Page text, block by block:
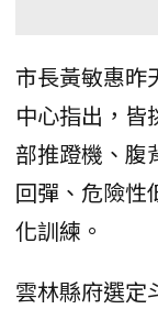
市長黃敏惠昨
中心指出，皆
部推蹬機、腹
回彈、危險性
化訓練。
雲林縣府選定